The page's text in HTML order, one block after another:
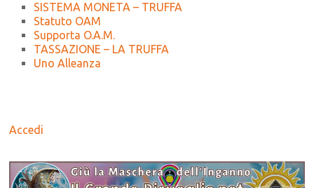
SISTEMA MONETA – TRUFFA
Statuto OAM
Supporta O.A.M.
TASSAZIONE – LA TRUFFA
Uno Alleanza
Accedi